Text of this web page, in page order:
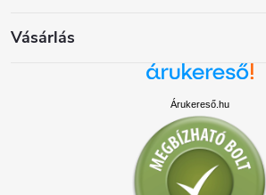
Vásárlás
Árukereső.hu